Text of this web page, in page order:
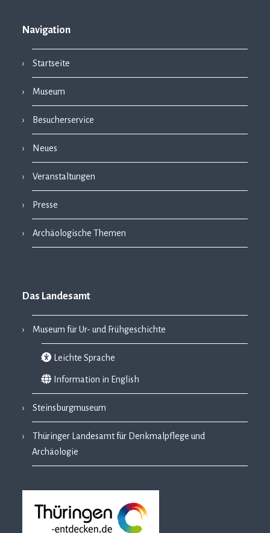
Navigation
Startseite
Museum
Besucherservice
Neues
Veranstaltungen
Presse
Archäologische Themen
Das Landesamt
Museum für Ur- und Frühgeschichte
Leichte Sprache
Information in English
Steinsburgmuseum
Thüringer Landesamt für Denkmalpflege und
Archäologie